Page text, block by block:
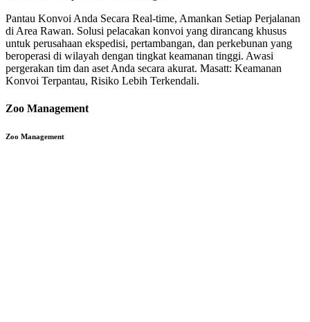
Pantau Konvoi Anda Secara Real-time, Amankan Setiap Perjalanan
di Area Rawan. Solusi pelacakan konvoi yang dirancang khusus
untuk perusahaan ekspedisi, pertambangan, dan perkebunan yang
beroperasi di wilayah dengan tingkat keamanan tinggi. Awasi
pergerakan tim dan aset Anda secara akurat. Masatt: Keamanan
Konvoi Terpantau, Risiko Lebih Terkendali.
Zoo Management
Zoo Management